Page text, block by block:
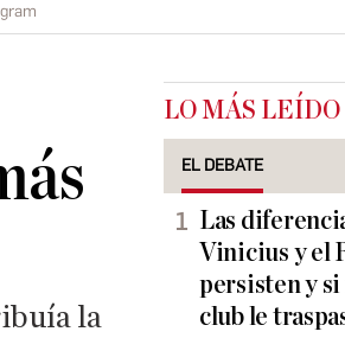
la
LO MÁS LEÍDO
EL DEBATE
Las
Vinicius y el
persisten y si
club le